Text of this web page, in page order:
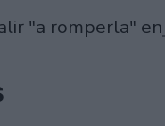
"a romperla" en